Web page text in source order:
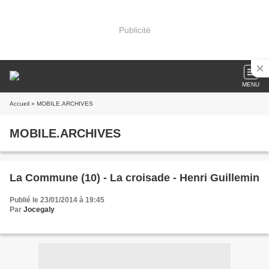
Publicité
MENU
Accueil » MOBILE.ARCHIVES
MOBILE.ARCHIVES
La Commune (10) - La croisade - Henri Guillemin
Publié le 23/01/2014 à 19:45
Par Jocegaly